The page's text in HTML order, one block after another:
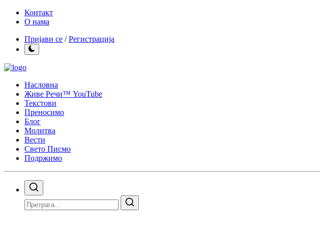
Контакт
О нама
Пријави се /Регистрација
Насловна
Живе Речи™ YouTube
Текстови
Преносимо
Блог
Молитва
Вести
Свето Писмо
Подржимо